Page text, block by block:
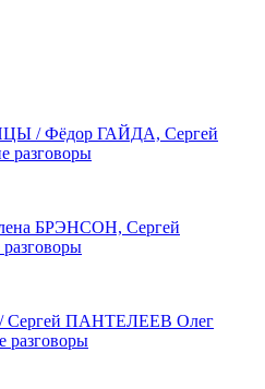
/ Фёдор ГАЙДА, Сергей
БРЭНСОН, Сергей
/ Сергей ПАНТЕЛЕЕВ Олег